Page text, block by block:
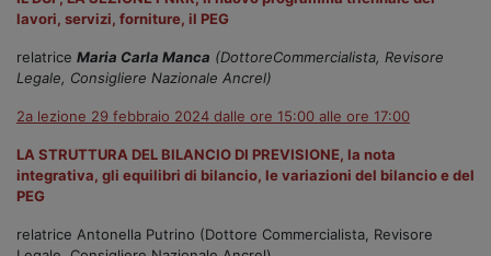
lavori, servizi, forniture, il PEG
relatrice Maria Carla Manca (DottoreCommercialista, Revisore
Legale, Consigliere Nazionale Ancrel)
2a lezione 29 febbraio 2024 dalle ore 15:00 alle ore 17:00
LA STRUTTURA DEL BILANCIO DI PREVISIONE, la nota
integrativa, gli equilibri di bilancio, le variazioni del bilancio e del
PEG
relatrice Antonella Putrino (Dottore Commercialista, Revisore